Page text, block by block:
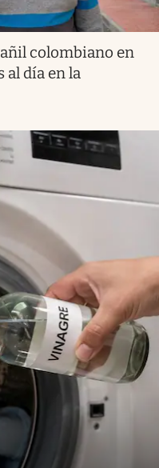
colombiano en
al día en la